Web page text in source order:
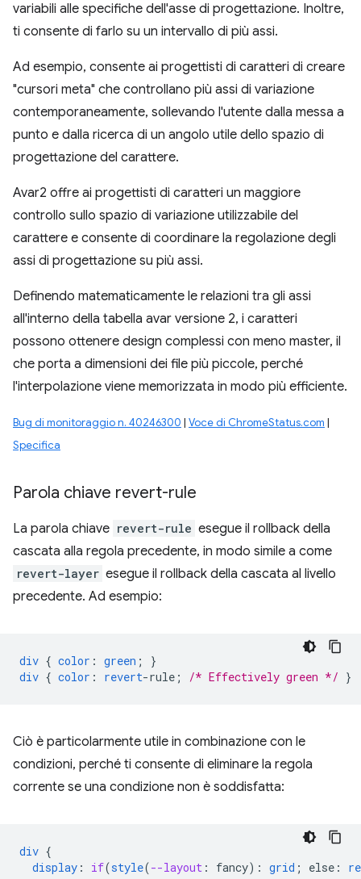
variabili alle specifiche dell'asse di progettazione. Inoltre,
ti consente di farlo su un intervallo di più assi.
Ad esempio, consente ai progettisti di caratteri di creare
"cursori meta" che controllano più assi di variazione
contemporaneamente, sollevando l'utente dalla messa a
punto e dalla ricerca di un angolo utile dello spazio di
progettazione del carattere.
Avar2 offre ai progettisti di caratteri un maggiore
controllo sullo spazio di variazione utilizzabile del
carattere e consente di coordinare la regolazione degli
assi di progettazione su più assi.
Definendo matematicamente le relazioni tra gli assi
all'interno della tabella avar versione 2, i caratteri
possono ottenere design complessi con meno master, il
che porta a dimensioni dei file più piccole, perché
l'interpolazione viene memorizzata in modo più efficiente.
Bug di monitoraggio n. 40246300 | Voce di ChromeStatus.com |
Specifica
Parola chiave revert-rule
La parola chiave revert-rule esegue il rollback della
cascata alla regola precedente, in modo simile a come
revert-layer esegue il rollback della cascata al livello
precedente. Ad esempio:
div { color : green ;
}
div { color : revert-rule ; /* Effectively green */ }
Ciò è particolarmente utile in combinazione con le
condizioni, perché ti consente di eliminare la regola
corrente se una condizione non è soddisfatta:
div {
display : if(style(--layout : fancy) : grid ; else :